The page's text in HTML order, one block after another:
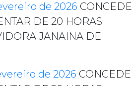
de 2026 CONCEDE
DE 20 HORAS
JANAINA DE
de 2026 CONCEDE